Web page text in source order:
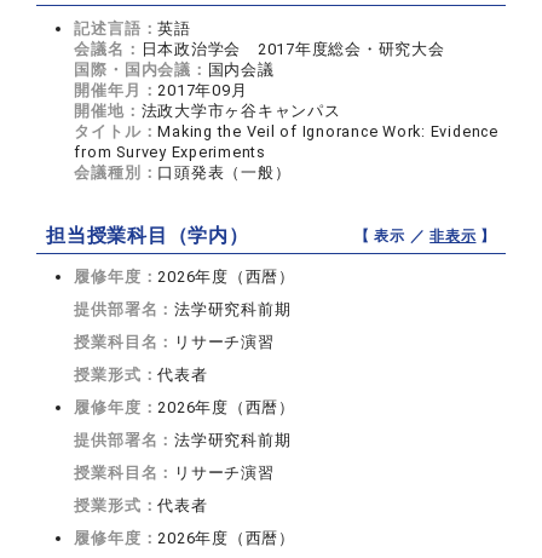
記述言語：英語
会議名： 日本政治学会 2017年度総会・研究大会
国際・国内会議： 国内会議
開催年月：2017年09月
開催地： 法政大学市ヶ谷キャンパス
タイトル：Making the Veil of Ignorance Work: Evidence
from Survey Experiments
会議種別： 口頭発表（一般）
担当授業科目（学内） 【 表示 ／非表示 】
履修年度：2026年度（西暦）
提供部署名：法学研究科前期
授業科目名： リサーチ演習
授業形式：代表者
履修年度：2026年度（西暦）
提供部署名：法学研究科前期
授業科目名： リサーチ演習
授業形式：代表者
履修年度：2026年度（西暦）